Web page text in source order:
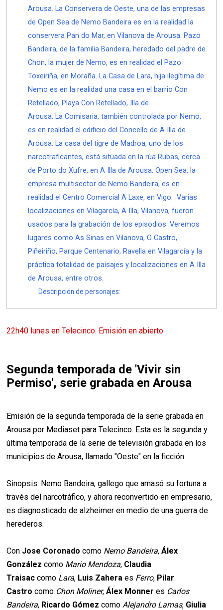
Arousa. La Conservera de Oeste, una de las empresas
de Open Sea de Nemo Bandeira es en la realidad la
conservera Pan do Mar, en Vilanova de Arousa. Pazo
Bandeira, de la familia Bandeira, heredado del padre de
Chon, la mujer de Nemo, es en realidad el Pazo
Toxeiriña, en Moraña. La Casa de Lara, hija ilegítima de
Nemo es en la realidad una casa en el barrio Con
Retellado, Playa Con Retellado, Illa de
Arousa. La Comisaria, también controlada por Nemo,
es en realidad el edificio del Concello de A Illa de
Arousa. La casa del tigre de Madroa, uno de los
narcotraficantes, está situada en la rúa Rubas, cerca
de Porto do Xufre, en A Illa de Arousa. Open Sea, la
empresa multisector de Nemo Bandeira, es en
realidad el Centro Comercial A Laxe, en Vigo. Varias
localizaciones en Vilagarcía, A Illa, Vilanova, fueron
usados para la grabación de los episodios. Veremos
lugares como As Sinas en Vilanova, O Castro,
Piñeiriño, Parque Centenario, Ravella en Vilagarcía y la
práctica totalidad de paisajes y localizaciones en A Illa
de Arousa, entre otros.
Descripción de personajes:
22h40 lunes en Telecinco. Emisión en abierto
Segunda temporada de 'Vivir sin
Permiso', serie grabada en Arousa
Emisión de la segunda temporada de la serie grabada en
Arousa por Mediaset para Telecinco. Esta es la segunda y
última temporada de la serie de televisión grabada en los
municipios de Arousa, llamado "Oeste" en la ficción.
Sinopsis: Nemo Bandeira, gallego que amasó su fortuna a
través del narcotráfico, y ahora reconvertido en empresario,
es diagnosticado de alzheimer en medio de una guerra de
herederos.
Con Jose Coronado como Nemo Bandeira,Álex
González como Mario Mendoza, Claudia
Traisac como Lara, Luis Zahera es Ferro, Pilar
Castro como Chon Moliner,Álex Monner es Carlos
Bandeira, Ricardo Gómez comoAlejandro Lamas, Giulia